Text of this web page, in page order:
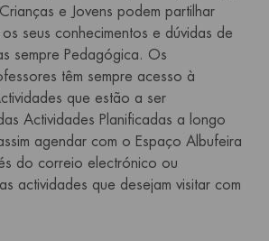
e Jovens podem partilhar
seus conhecimentos e dúvidas de
sempre Pedagógica. Os
têm sempre acesso à
que estão a ser
Actividades Planificadas a longo
agendar com o Espaço Albufeira
do correio electrónico ou
actividades que desejam visitar com